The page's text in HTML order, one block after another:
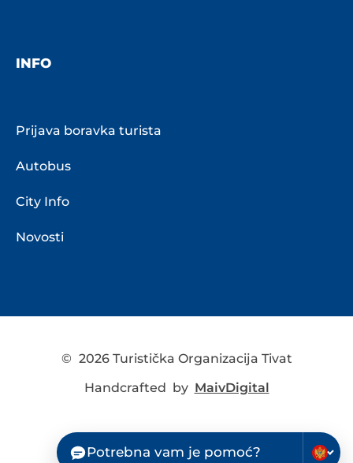
INFO
Prijava boravka turista
Autobus
City Info
Novosti
© 2026 Turistička Organizacija Tivat
Handcrafted by MaivDigital
Potrebna vam je pomoć?